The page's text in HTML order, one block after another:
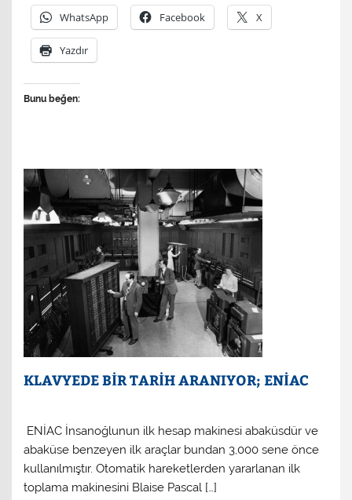
WhatsApp Facebook X
Yazdır
Bunu beğen:
KLAVYEDE BİR TARİH ARANIYOR; ENİAC
ENİAC İnsanoğlunun ilk hesap makinesi abaküsdür ve
abaküse benzeyen ilk araçlar bundan 3,000 sene önce
kullanılmıştır. Otomatik hareketlerden yararlanan ilk
toplama makinesini Blaise Pascal […]